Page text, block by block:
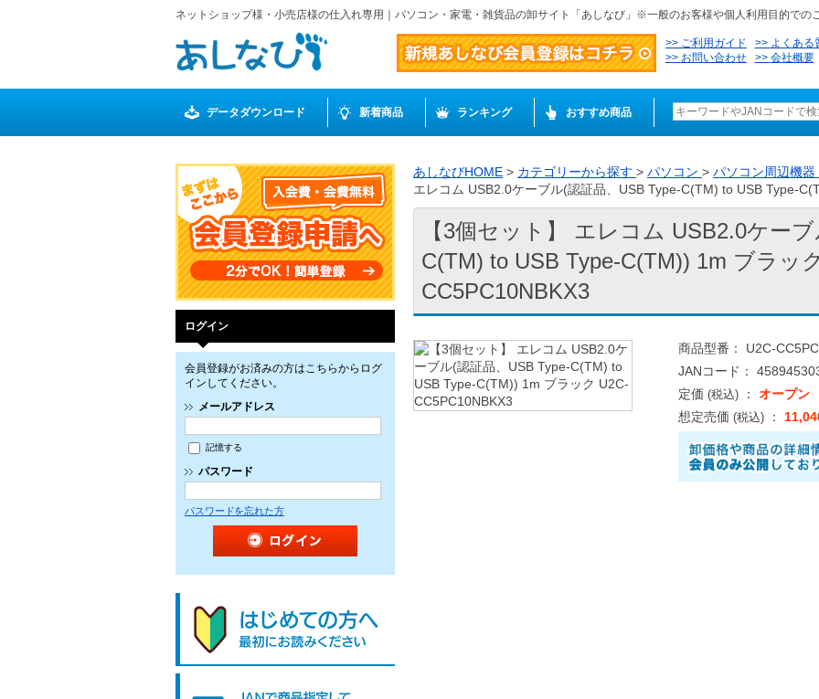
ネットショップ様・小売店様の仕入れ専用｜パソコン・家電・雑貨品の卸サイト「あしなび」※一般のお客様や個人利用目的での
ご利用ガイド
よくある
お問い合わせ
会社概要
データダウンロード 新着商品 ランキング おすすめ商品
ログイン
会員登録がお済みの方はこちらからログ
インしてください。
メールアドレス
記憶する
パスワード
パスワードを忘れた方
あしなびHOME > カテゴリーから探す > パソコン > パソコン周辺機器
エレコム USB2.0ケーブル(認証品、USB Type-C(TM) to USB Type-
【3個セット】 エレコム USB2.0ケー
C(TM) to USB Type-C(TM)) 1m ブラッ
CC5PC10NBKX3
商品型番： U2C-
JANコード：
定価 (税込) ： オープン
想定売価 (税込) ：